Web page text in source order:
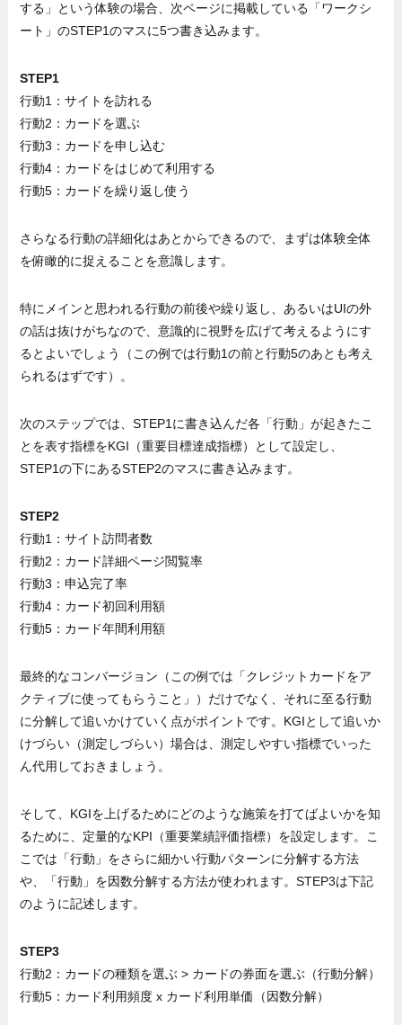
する」という体験の場合、次ページに掲載している「ワークシ
ート」のSTEP1のマスに5つ書き込みます。
STEP1
行動1：サイトを訪れる
行動2：カードを選ぶ
行動3：カードを申し込む
行動4：カードをはじめて利用する
行動5：カードを繰り返し使う
さらなる行動の詳細化はあとからできるので、まずは体験全体
を俯瞰的に捉えることを意識します。
特にメインと思われる行動の前後や繰り返し、あるいはUIの外
の話は抜けがちなので、意識的に視野を広げて考えるようにす
るとよいでしょう（この例では行動1の前と行動5のあとも考え
られるはずです）。
次のステップでは、STEP1に書き込んだ各「行動」が起きたこ
とを表す指標をKGI（重要目標達成指標）として設定し、
STEP1の下にあるSTEP2のマスに書き込みます。
STEP2
行動1：サイト訪問者数
行動2：カード詳細ページ閲覧率
行動3：申込完了率
行動4：カード初回利用額
行動5：カード年間利用額
最終的なコンバージョン（この例では「クレジットカードをア
クティブに使ってもらうこと」）だけでなく、それに至る行動
に分解して追いかけていく点がポイントです。KGIとして追いか
けづらい（測定しづらい）場合は、測定しやすい指標でいった
ん代用しておきましょう。
そして、KGIを上げるためにどのような施策を打てばよいかを知
るために、定量的なKPI（重要業績評価指標）を設定します。こ
こでは「行動」をさらに細かい行動パターンに分解する方法
や、「行動」を因数分解する方法が使われます。STEP3は下記
のように記述します。
STEP3
行動2：カードの種類を選ぶ > カードの券面を選ぶ（行動分解）
行動5：カード利用頻度 x カード利用単価（因数分解）